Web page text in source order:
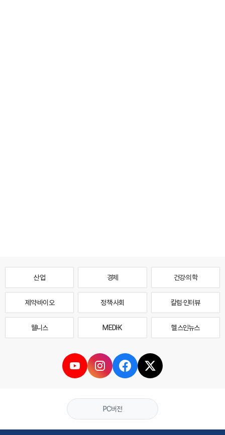
산업 경제 건강·의학
제약·바이오 정책·사회 칼럼·인터뷰
웰니스 MEDI·K 헬스인뉴스
PC버전